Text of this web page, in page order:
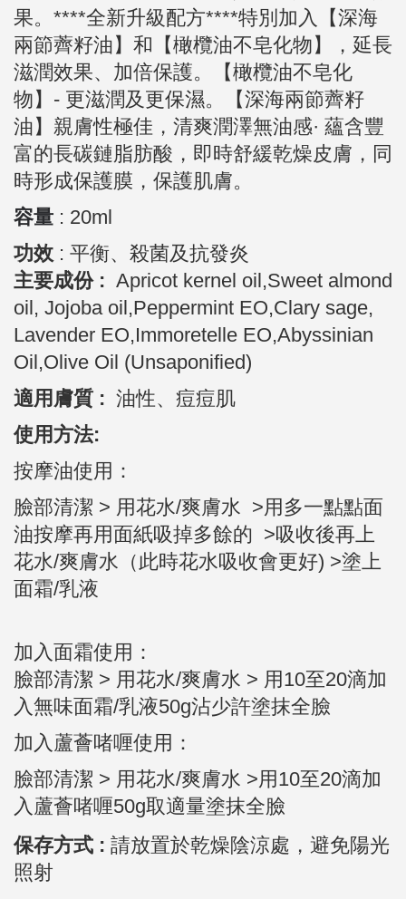
果。****全新升級配方****特別加入【深海
兩節薺籽油】和【橄欖油不皂化物】，延長
滋潤效果、加倍保護。【橄欖油不皂化
物】- 更滋潤及更保濕。【深海兩節薺籽
油】親膚性極佳，清爽潤澤無油感· 蘊含豐
富的長碳鏈脂肪酸，即時舒緩乾燥皮膚，同
時形成保護膜，保護肌膚。
容量 : 20ml
功效 : 平衡、殺菌及抗發炎
主要成份 : Apricot kernel oil,Sweet almond
oil, Jojoba oil,Peppermint EO,Clary sage,
Lavender EO,Immoretelle EO,Abyssinian
Oil,Olive Oil (Unsaponified)
適用膚質 : 油性、痘痘肌
使用方法:
按摩油使用：
臉部清潔 > 用花水/爽膚水 >用多一點點面
油按摩再用面紙吸掉多餘的 >吸收後再上
花水/爽膚水（此時花水吸收會更好) >塗上
面霜/乳液
加入面霜使用：
臉部清潔 > 用花水/爽膚水 > 用10至20滴加
入無味面霜/乳液50g沾少許塗抹全臉
加入蘆薈啫喱使用：
臉部清潔 > 用花水/爽膚水 >用10至20滴加
入蘆薈啫喱50g取適量塗抹全臉
保存方式 : 請放置於乾燥陰涼處，避免陽光
照射